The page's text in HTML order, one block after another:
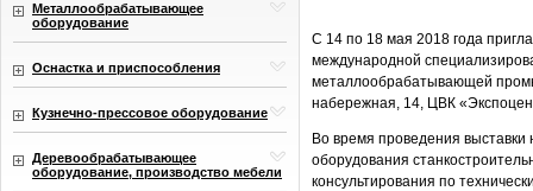
Металлообрабатывающее
оборудование
Оснастка и приспособления
Кузнечно-прессовое оборудование
Деревообрабатывающее
оборудование, производство мебели
С 14 по 18 мая 2018 года
международной
металлообрабатывающей
набережная, 14, ЦВК
Во время проведения
оборудования
консультирования по